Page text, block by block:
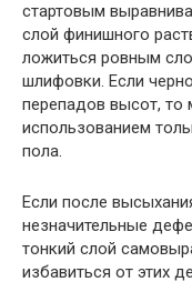
стартовым
слой финишного
ложиться ровным
шлифовки. Если
перепадов высот, то
использованием
пола.
Если после
незначительные
тонкий слой
избавиться от этих